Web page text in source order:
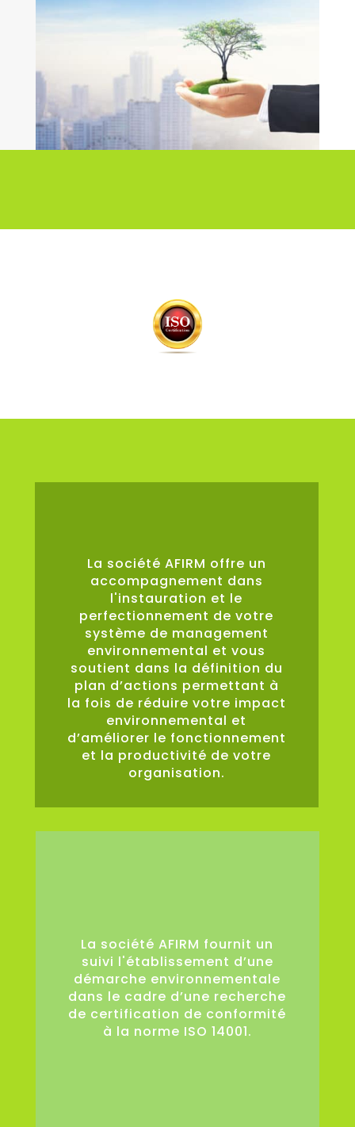
La société AFIRM offre un
accompagnement dans
l'instauration et le
perfectionnement de votre
système de management
environnemental et vous
soutient dans la définition du
plan d’actions permettant à
la fois de réduire votre impact
environnemental et
d’améliorer le fonctionnement
et la productivité de votre
organisation.
La société AFIRM fournit un
suivi l'établissement d’une
démarche environnementale
dans le cadre d’une recherche
de certification de conformité
à la norme ISO 14001.